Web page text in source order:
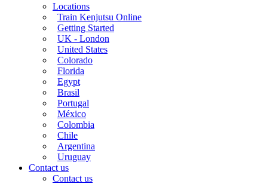
Locations
Train Kenjutsu Online
Getting Started
UK - London
United States
Colorado
Florida
Egypt
Brasil
Portugal
México
Colombia
Chile
Argentina
Uruguay
Contact us
Contact us